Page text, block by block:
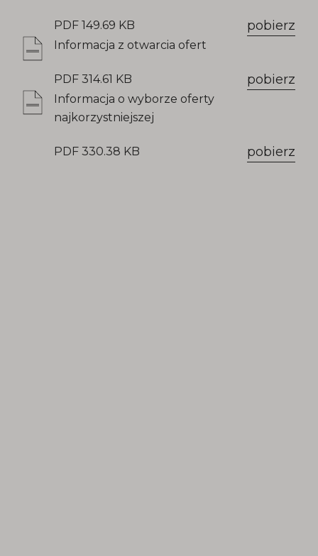
PDF 149.69 KB pobierz
Informacja z otwarcia ofert
PDF 314.61 KB pobierz
Informacja o wyborze oferty
najkorzystniejszej
PDF 330.38 KB pobierz